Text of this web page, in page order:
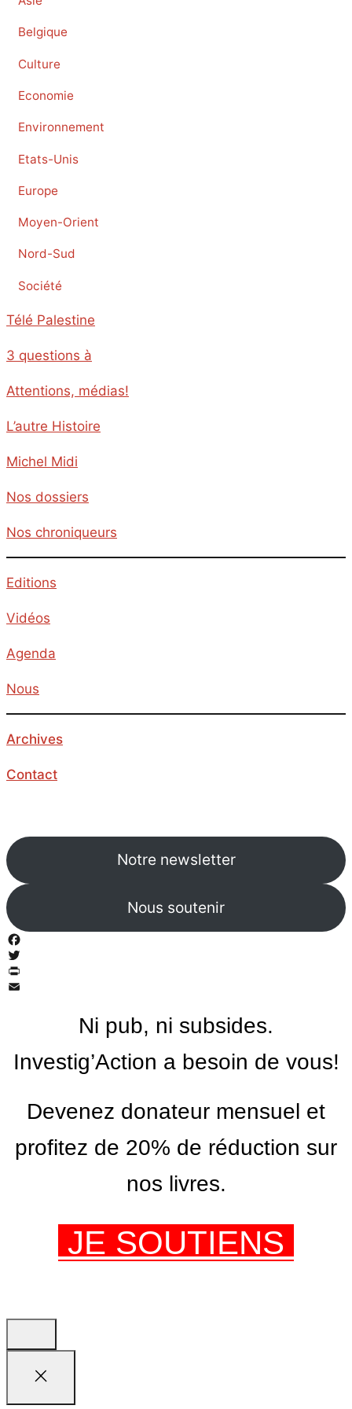
Belgique
Culture
Economie
Environnement
Etats-Unis
Europe
Moyen-Orient
Nord-Sud
Société
Télé Palestine
3 questions à
Attentions, médias!
L’autre Histoire
Michel Midi
Nos dossiers
Nos chroniqueurs
Editions
Vidéos
Agenda
Nous
Archives
Contact
Notre newsletter
Nous soutenir
Facebook
Twitter
PrintFriendly
Ni pub, ni subsides.
Investig’Action a besoin de vous!
Devenez donateur mensuel et
profitez de 20% de réduction sur
nos livres.
JE SOUTIENS